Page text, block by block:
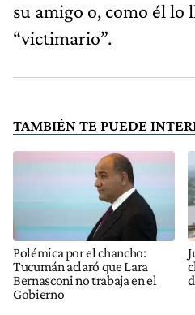
su amigo o, como él lo
“victimario”.
TAMBIÉN TE PUEDE
Polémica por el chancho:
Tucumán aclaró que Lara
Bernasconi no trabaja en el
Gobierno